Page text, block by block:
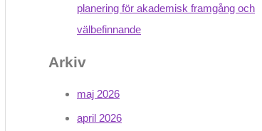
planering för akademisk framgång och
välbefinnande
Arkiv
maj 2026
april 2026